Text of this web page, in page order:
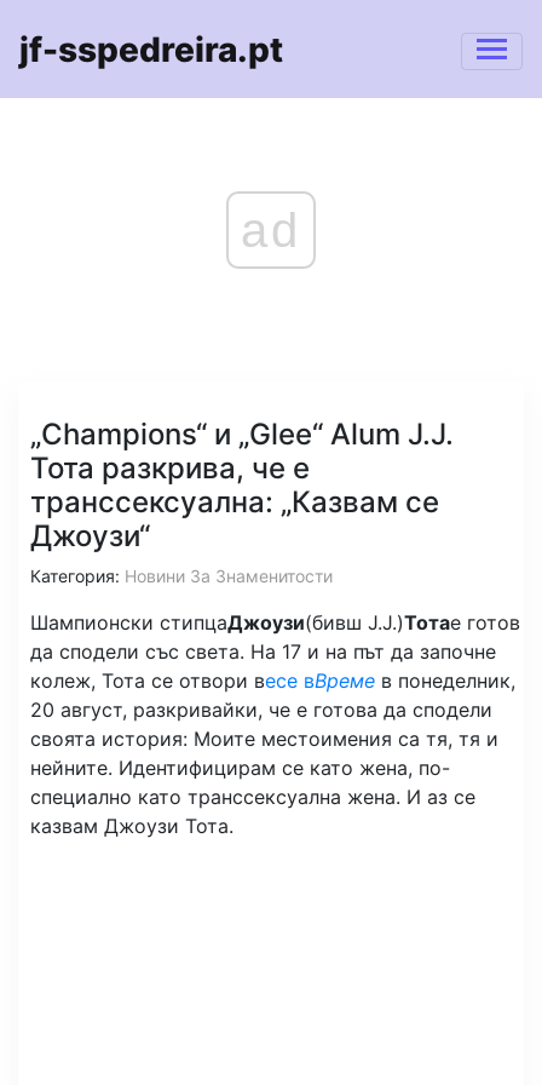
jf-sspedreira.pt
ad
„Champions“ и „Glee“ Alum J.J.
Тота разкрива, че е
транссексуална: „Казвам се
Джоузи“
Категория: Новини За Знаменитости
Шампионски стипцаДжоузи(бивш J.J.)Тотае готов
да сподели със света. На 17 и на път да започне
колеж, Тота се отвори весе вВреме в понеделник,
20 август, разкривайки, че е готова да сподели
своята история: Моите местоимения са тя, тя и
нейните. Идентифицирам се като жена, по-
специално като транссексуална жена. И аз се
казвам Джоузи Тота.